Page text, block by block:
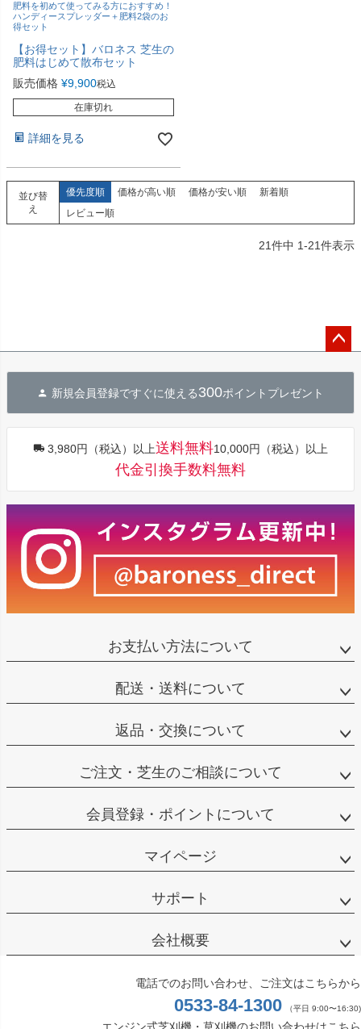
肥料を初めて使ってみる方におすすめ！
ハンディースプレッダー＋肥料2袋のお
得セット
【お得セット】バロネス 芝生の
肥料はじめて散布セット
販売価格 ¥9,900税込
在庫切れ
詳細を見る
並び替
え
優先度順 価格が高い順 価格が安い順
新着順
レビュー順
21件中 1-21件表示
へ
新規会員登録ですぐに使える300ポイントプレゼント
3,980円（税込）以上送料無料10,000円（税込）以上
代金引換手数料無料
お支払い方法について
配送・送料について
返品・交換について
ご注文・芝生のご相談について
会員登録・ポイントについて
マイページ
サポート
会社概要
電話でのお問い合わせ、ご注文はこちらから
0533-84-1300 （平日 9:00〜16:30)